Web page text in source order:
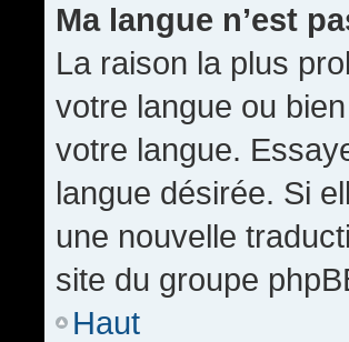
Ma langue n’est
La raison la plus
votre langue ou
votre langue.
langue désirée. Si
une nouvelle
site du groupe
Haut